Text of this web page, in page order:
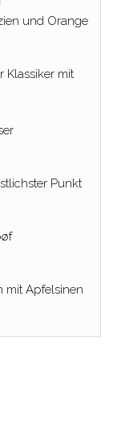
und Orange
Klassiker mit
Punkt
mit Apfelsinen